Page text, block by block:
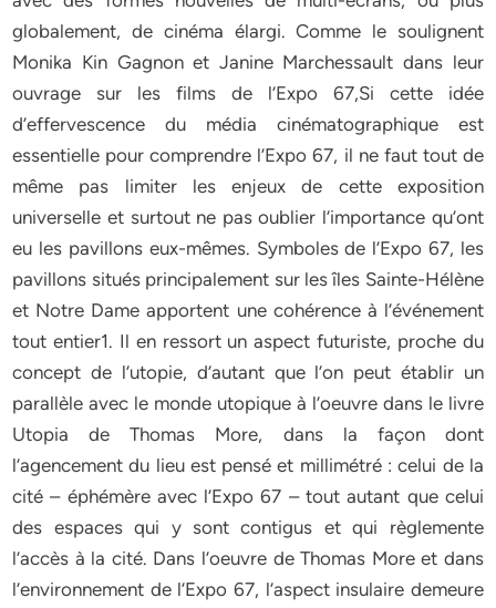
globalement, de cinéma élargi. Comme le soulignent
Monika Kin Gagnon et Janine Marchessault dans leur
ouvrage sur les films de l’Expo 67,Si cette idée
d’effervescence du média cinématographique est
essentielle pour comprendre l’Expo 67, il ne faut tout de
même pas limiter les enjeux de cette exposition
universelle et surtout ne pas oublier l’importance qu’ont
eu les pavillons eux-mêmes. Symboles de l’Expo 67, les
pavillons situés principalement sur les îles Sainte-Hélène
et Notre Dame apportent une cohérence à l’événement
tout entier1. Il en ressort un aspect futuriste, proche du
concept de l’utopie, d’autant que l’on peut établir un
parallèle avec le monde utopique à l’oeuvre dans le livre
Utopia de Thomas More, dans la façon dont
l’agencement du lieu est pensé et millimétré : celui de la
cité – éphémère avec l’Expo 67 – tout autant que celui
des espaces qui y sont contigus et qui règlemente
l’accès à la cité. Dans l’oeuvre de Thomas More et dans
l’environnement de l’Expo 67, l’aspect insulaire demeure